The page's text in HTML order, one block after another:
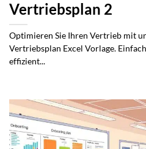
Vertriebsplan 2
Optimieren Sie Ihren Vertrieb mit
Vertriebsplan Excel Vorlage.
effizient...